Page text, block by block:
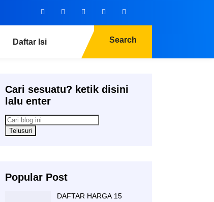
Daftar Isi Search
Cari sesuatu? ketik disini
lalu enter
Popular Post
DAFTAR HARGA 15